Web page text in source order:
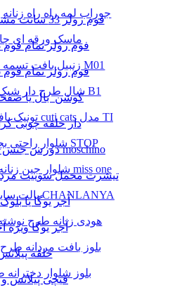
جوراب لمه راه راه زنانه
ماسک ورقه ای
زنبیل بافت تسمه ای نرم مدل M01
شال طرح دار شیک زنانه مدل B1
تونیک بافت زنانه طرح cuti cats مدل TI
شلوار راحتی بچگانه طرح STOP
شلوار جین زنانه زاپ دار برند miss one
پالت سایه چشم 9 رنگ CHANLANYA
هودی زنانه طرح
بلوز بافت مردانه
بلوز شلوار
فوم رولر 33 سانت مشکی تکنوجیم
فوم رولر تمام فوم 33 سانت
فوم رولر تمام فوم 45 سانت
کوشن بال یا
دار حلقه چوبی
دورس جنس سوییت مدل moschino
تیشرت مخمل سوییت
آجر یوگا یا
آجر یوگا ویژه
حلقه
قیچی پیلاتس و